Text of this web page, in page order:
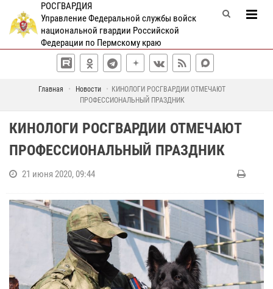
РОСГВАРДИЯ
Управление Федеральной службы войск
национальной гвардии Российской
Федерации по Пермскому краю
Главная Новости
КИНОЛОГИ РОСГВАРДИИ ОТМЕЧАЮТ
ПРОФЕССИОНАЛЬНЫЙ ПРАЗДНИК
КИНОЛОГИ РОСГВАРДИИ ОТМЕЧАЮТ
ПРОФЕССИОНАЛЬНЫЙ ПРАЗДНИК
21 июня 2020, 09:44